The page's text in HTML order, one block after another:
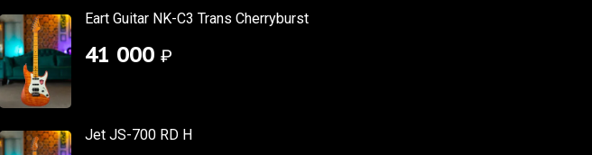
Eart Guitar NK-C3 Trans Cherryburst
41 000 ₽
Jet JS-700 RD H